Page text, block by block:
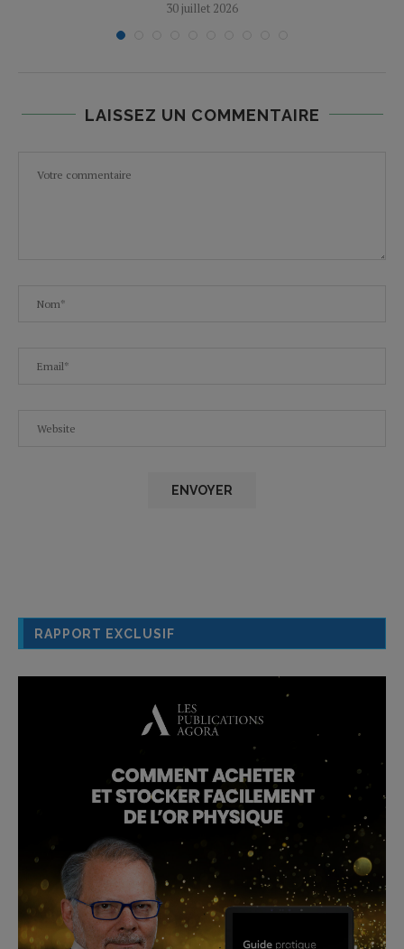
30 juillet 2026
LAISSEZ UN COMMENTAIRE
RAPPORT EXCLUSIF